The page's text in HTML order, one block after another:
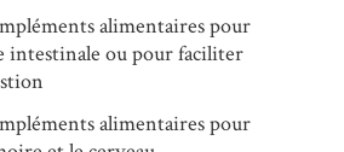
alimentaires pour
intestinale ou pour faciliter
alimentaires pour